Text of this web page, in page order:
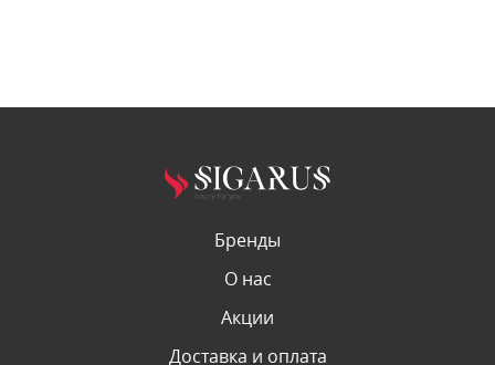
Бренды
О нас
Акции
Доставка и оплата